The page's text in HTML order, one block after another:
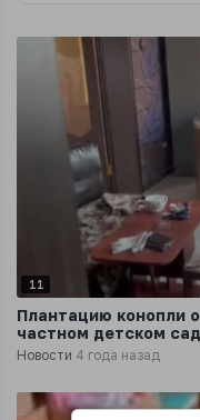
11
Плантацию конопли
частном детском
Новости 4 года назад